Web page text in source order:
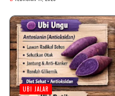
UBI JALAR